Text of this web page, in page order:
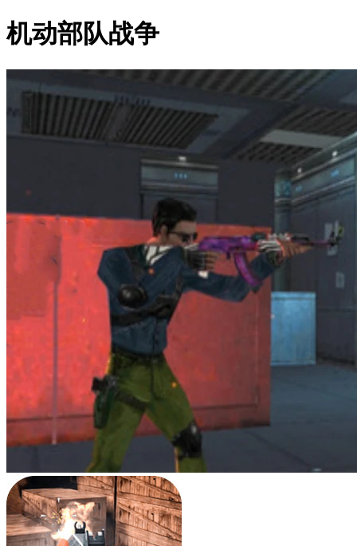
机动部队战争